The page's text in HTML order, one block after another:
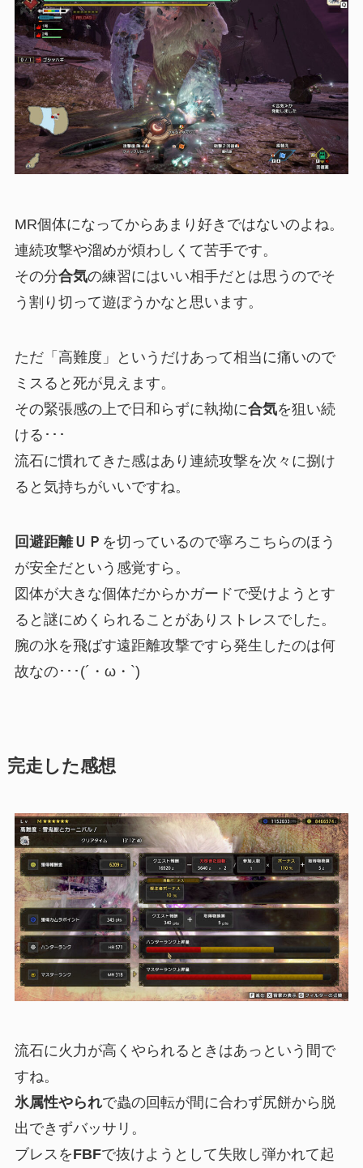
MR個体になってからあまり好きではないのよね。
連続攻撃や溜めが煩わしくて苦手です。
その分合気の練習にはいい相手だとは思うのでそ
う割り切って遊ぼうかなと思います。
ただ「高難度」というだけあって相当に痛いので
ミスると死が見えます。
その緊張感の上で日和らずに執拗に合気を狙い続
ける･･･
流石に慣れてきた感はあり連続攻撃を次々に捌け
ると気持ちがいいですね。
回避距離ＵＰ を切っているので寧ろこちらのほう
が安全だという感覚すら。
図体が大きな個体だからかガードで受けようとす
ると謎にめくられることがありストレスでした。
腕の氷を飛ばす遠距離攻撃ですら発生したのは何
故なの･･･(´・ω・`)
完走した感想
流石に火力が高くやられるときはあっという間で
すね。
氷属性やられで蟲の回転が間に合わず尻餅から脱
出できずバッサリ。
ブレスをFBFで抜けようとして失敗し弾かれて起